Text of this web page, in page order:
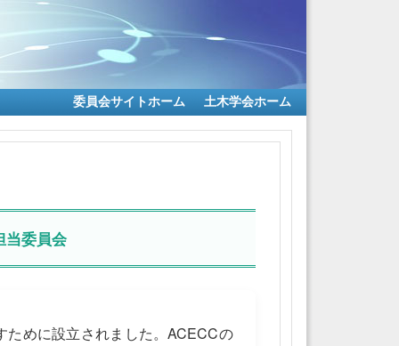
委員会サイトホーム 土木学会ホーム
当委員会
めに設立されました。ACECCの